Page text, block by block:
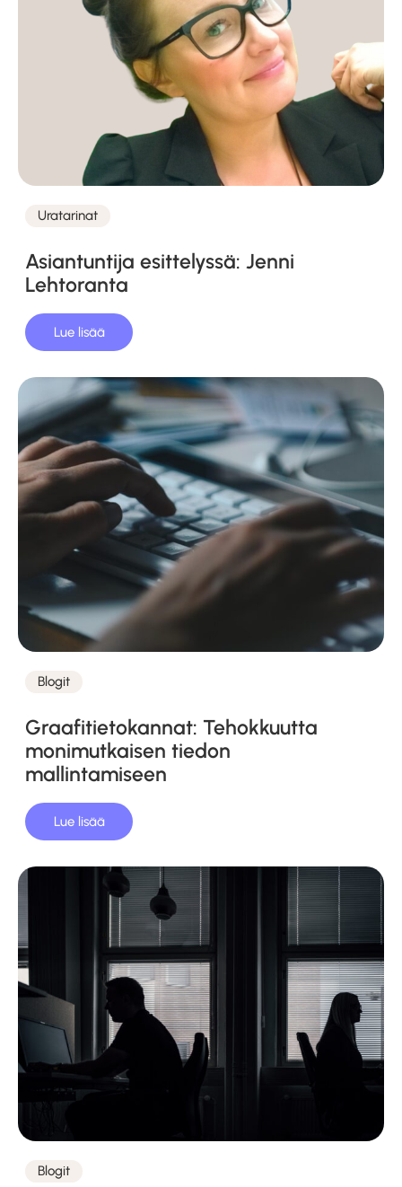
Kategoriat
Uratarinat
Asiantuntija esittelyssä: Jenni
Lehtoranta
Lue lisää
Kategoriat
Blogit
Graafitietokannat: Tehokkuutta
monimutkaisen tiedon
mallintamiseen
Lue lisää
Kategoriat
Blogit